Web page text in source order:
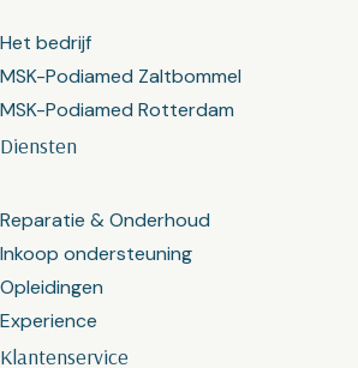
Klantenservice
Diensten
Reparatie & Onderhoud
Inkoop ondersteuning
Opleidingen
Experience
Het bedrijf
MSK-Podiamed Zaltbommel
MSK-Podiamed Rotterdam